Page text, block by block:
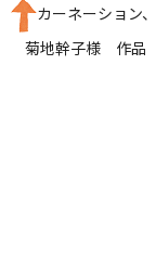
カーネーション
菊地幹子様 作品